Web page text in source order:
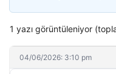
1 yazı görüntüleniyor
04/06/2026: 3:10 pm